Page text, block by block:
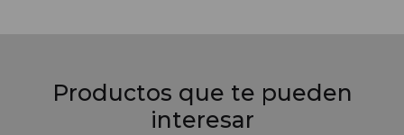
Productos que te pueden
interesar